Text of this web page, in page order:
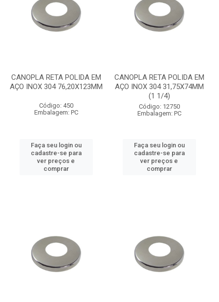
CANOPLA RETA POLIDA EM
AÇO INOX 304 76,20X123MM
Código: 450
Embalagem: PC
Faça seu login ou
cadastre-se para
ver preços e
comprar
CANOPLA RETA POLIDA EM
AÇO INOX 304 31,75X74MM
(1 1/4)
Código: 12750
Embalagem: PC
Faça seu login ou
cadastre-se para
ver preços e
comprar